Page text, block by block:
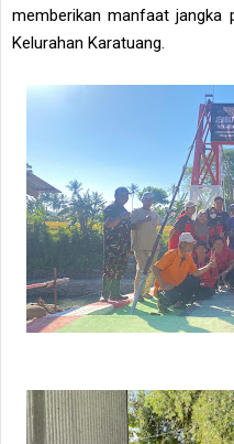
memberikan manfaat jangka
Kelurahan Karatuang.